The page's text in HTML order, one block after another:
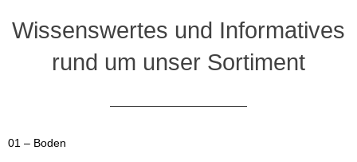
Wissenswertes und Informatives
rund um unser Sortiment
01 – Boden